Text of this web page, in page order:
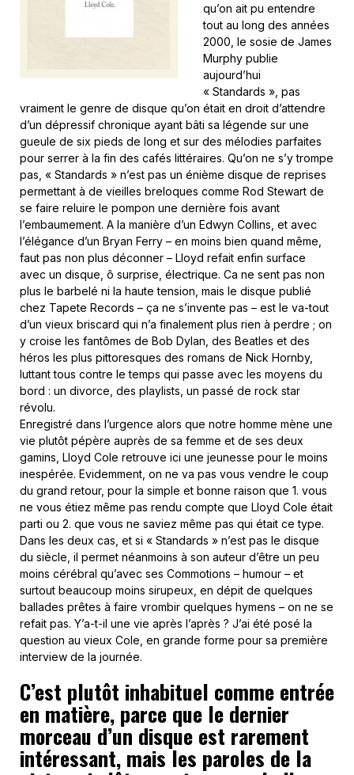
qu’on ait pu entendre
tout au long des années
2000, le sosie de James
Murphy publie
aujourd’hui
« Standards », pas
vraiment le genre de disque qu’on était en droit d’attendre
d’un dépressif chronique ayant bâti sa légende sur une
gueule de six pieds de long et sur des mélodies parfaites
pour serrer à la fin des cafés littéraires. Qu’on ne s’y trompe
pas, « Standards » n’est pas un énième disque de reprises
permettant à de vieilles breloques comme Rod Stewart de
se faire reluire le pompon une dernière fois avant
l’embaumement. A la manière d’un Edwyn Collins, et avec
l’élégance d’un Bryan Ferry – en moins bien quand même,
faut pas non plus déconner – Lloyd refait enfin surface
avec un disque, ô surprise, électrique. Ca ne sent pas non
plus le barbelé ni la haute tension, mais le disque publié
chez Tapete Records – ça ne s’invente pas – est le va-tout
d’un vieux briscard qui n’a finalement plus rien à perdre ; on
y croise les fantômes de Bob Dylan, des Beatles et des
héros les plus pittoresques des romans de Nick Hornby,
luttant tous contre le temps qui passe avec les moyens du
bord : un divorce, des playlists, un passé de rock star
révolu.
Enregistré dans l’urgence alors que notre homme mène une
vie plutôt pépère auprès de sa femme et de ses deux
gamins, Lloyd Cole retrouve ici une jeunesse pour le moins
inespérée. Evidemment, on ne va pas vous vendre le coup
du grand retour, pour la simple et bonne raison que 1. vous
ne vous étiez même pas rendu compte que Lloyd Cole était
parti ou 2. que vous ne saviez même pas qui était ce type.
Dans les deux cas, et si « Standards » n’est pas le disque
du siècle, il permet néanmoins à son auteur d’être un peu
moins cérébral qu’avec ses Commotions – humour – et
surtout beaucoup moins sirupeux, en dépit de quelques
ballades prêtes à faire vrombir quelques hymens – on ne se
refait pas. Y’a-t-il une vie après l’après ? J’ai été posé la
question au vieux Cole, en grande forme pour sa première
interview de la journée.
C’est plutôt inhabituel comme entrée
en matière, parce que le dernier
morceau d’un disque est rarement
intéressant, mais les paroles de la